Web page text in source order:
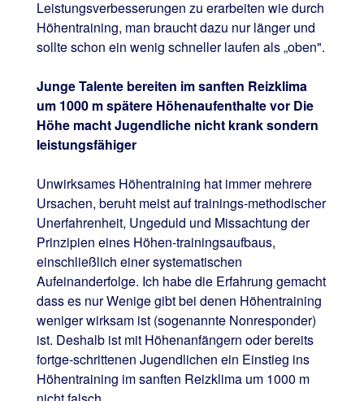
Leistungsverbesserungen zu erarbeiten wie durch
Höhentraining, man braucht dazu nur länger und
sollte schon ein wenig schneller laufen als „oben".
Junge Talente bereiten im sanften Reizklima
um 1000 m spätere Höhenaufenthalte vor Die
Höhe macht Jugendliche nicht krank sondern
leistungsfähiger
Unwirksames Höhentraining hat immer mehrere
Ursachen, beruht meist auf trainings-methodischer
Unerfahrenheit, Ungeduld und Missachtung der
Prinzipien eines Höhen-trainingsaufbaus,
einschließlich einer systematischen
Aufeinanderfolge. Ich habe die Erfahrung gemacht
dass es nur Wenige gibt bei denen Höhentraining
weniger wirksam ist (sogenannte Nonresponder)
ist. Deshalb ist mit Höhenanfängern oder bereits
fortge-schrittenen Jugendlichen ein Einstieg ins
Höhentraining im sanften Reizklima um 1000 m